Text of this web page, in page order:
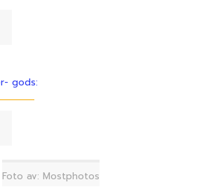
gods:
Foto av: Mostphotos